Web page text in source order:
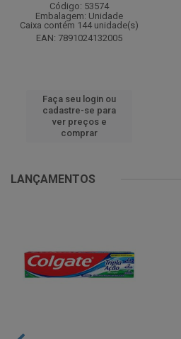
Código: 53574
Embalagem: Unidade
Caixa contém 144 unidade(s)
EAN: 7891024132005
Faça seu login ou
cadastre-se para
ver preços e
comprar
LANÇAMENTOS